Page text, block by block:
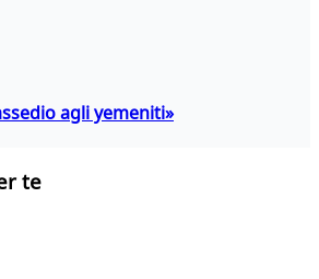
agli yemeniti»
te